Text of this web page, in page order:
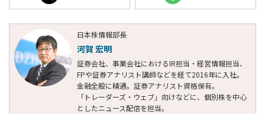
日本株情報部長
河賀 宏明
証券会社、事業会社におけるIR担当・経営情報担当、
FPや証券アナリスト講師などを経て2016年に入社。
金融全般に精通。証券アナリスト資格保有。
「トレーダーズ・ウェブ」向けなどに、個別株を中心
としたニュース配信を担当。